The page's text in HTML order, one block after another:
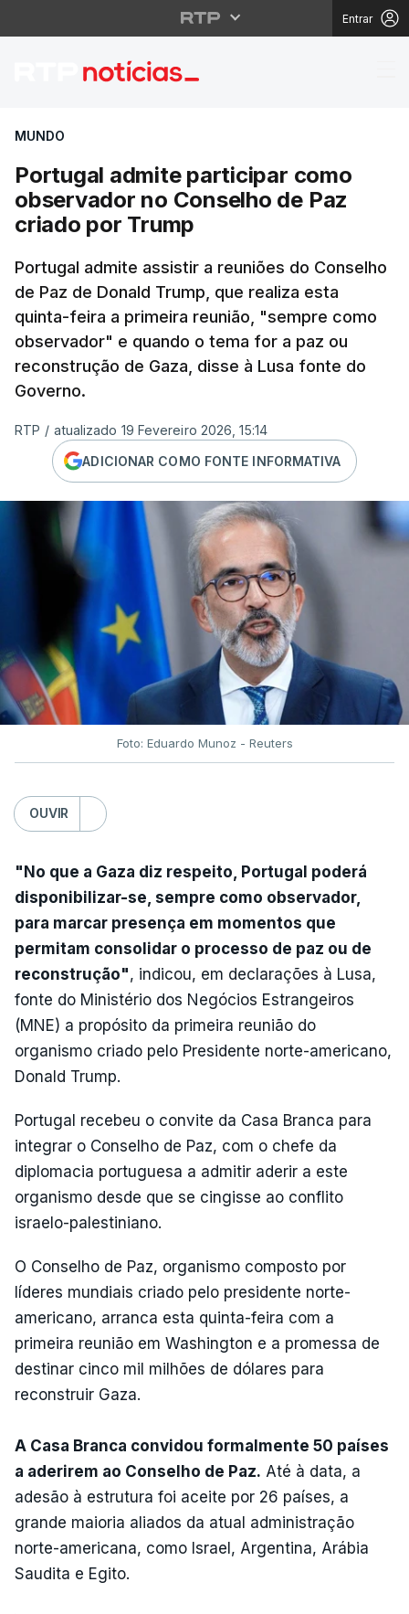
Entrar
Portugal admite
MUNDO
Portugal admite participar como
observador no Conselho de Paz
criado por Trump
Portugal admite assistir a reuniões do Conselho
de Paz de Donald Trump, que realiza esta
quinta-feira a primeira reunião, "sempre como
observador" e quando o tema for a paz ou
reconstrução de Gaza, disse à Lusa fonte do
Governo.
RTP / atualizado 19 Fevereiro 2026, 15:14
ADICIONAR COMO FONTE INFORMATIVA
Foto: Eduardo Munoz - Reuters
OUVIR
"No que a Gaza diz respeito, Portugal poderá
disponibilizar-se, sempre como observador,
para marcar presença em momentos que
permitam consolidar o processo de paz ou de
reconstrução", indicou, em declarações à Lusa,
fonte do Ministério dos Negócios Estrangeiros
(MNE) a propósito da primeira reunião do
organismo criado pelo Presidente norte-americano,
Donald Trump.
Portugal recebeu o convite da Casa Branca para
integrar o Conselho de Paz, com o chefe da
diplomacia portuguesa a admitir aderir a este
organismo desde que se cingisse ao conflito
israelo-palestiniano.
O Conselho de Paz, organismo composto por
líderes mundiais criado pelo presidente norte-
americano, arranca esta quinta-feira com a
primeira reunião em Washington e a promessa de
destinar cinco mil milhões de dólares para
reconstruir Gaza.
A Casa Branca convidou formalmente 50 países
a aderirem ao Conselho de Paz. Até à data, a
adesão à estrutura foi aceite por 26 países, a
grande maioria aliados da atual administração
norte-americana, como Israel, Argentina, Arábia
Saudita e Egito.